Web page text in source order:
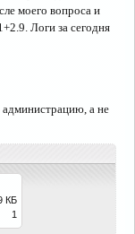
моего вопроса и
Логи за сегодня
а не
КБ
1